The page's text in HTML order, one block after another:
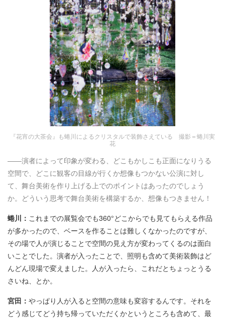
『花宵の大茶会』も蜷川によるクリスタルで装飾さえている 撮影＝蜷川実
花
――演者によって印象が変わる、どこもかしこも正面になりうる
空間で、どこに観客の目線が行くか想像もつかない公演に対し
て、舞台美術を作り上げる上でのポイントはあったのでしょう
か。どういう思考で舞台美術を構築するか、想像もつきません！
蜷川： これまでの展覧会でも360°どこからでも見てもらえる作品
が多かったので、ベースを作ることは難しくなかったのですが、
その場で人が演じることで空間の見え方が変わってくるのは面白
いことでした。演者が入ったことで、照明も含めて美術装飾はど
んどん現場で変えました。人が入ったら、これだとちょっとうる
さいね、とか。
宮田： やっぱり人が入ると空間の意味も変容するんです。それを
どう感じてどう持ち帰っていただくかというところも含めて、最